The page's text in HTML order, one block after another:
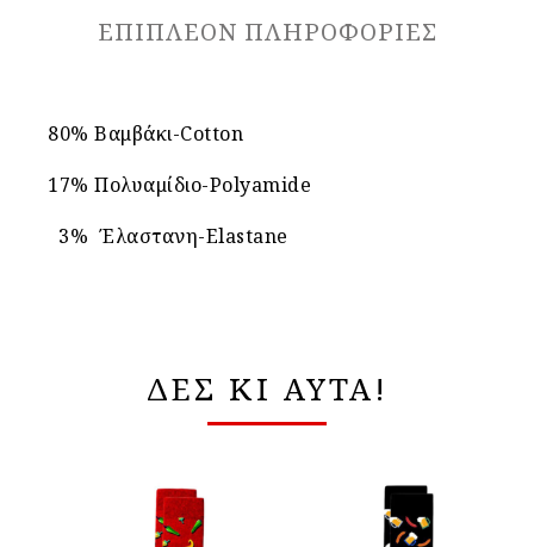
ΕΠΙΠΛΈΟΝ ΠΛΗΡΟΦΟΡΊΕΣ
80% Βαμβάκι-Cotton
17% Πολυαμίδιο-Polyamide
3% Έλαστανη-Elastane
ΔΕΣ ΚΙ ΑΥΤΑ!